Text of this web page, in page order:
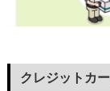
クレジットカ